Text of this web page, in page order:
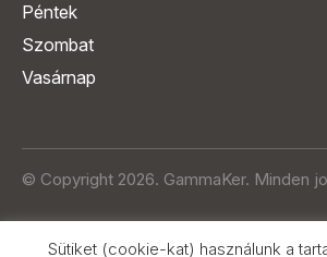
Péntek
Szombat
Vasárnap
© Copyright 2026. GammaKer. Minden
Sütiket (cookie-kat) használunk a